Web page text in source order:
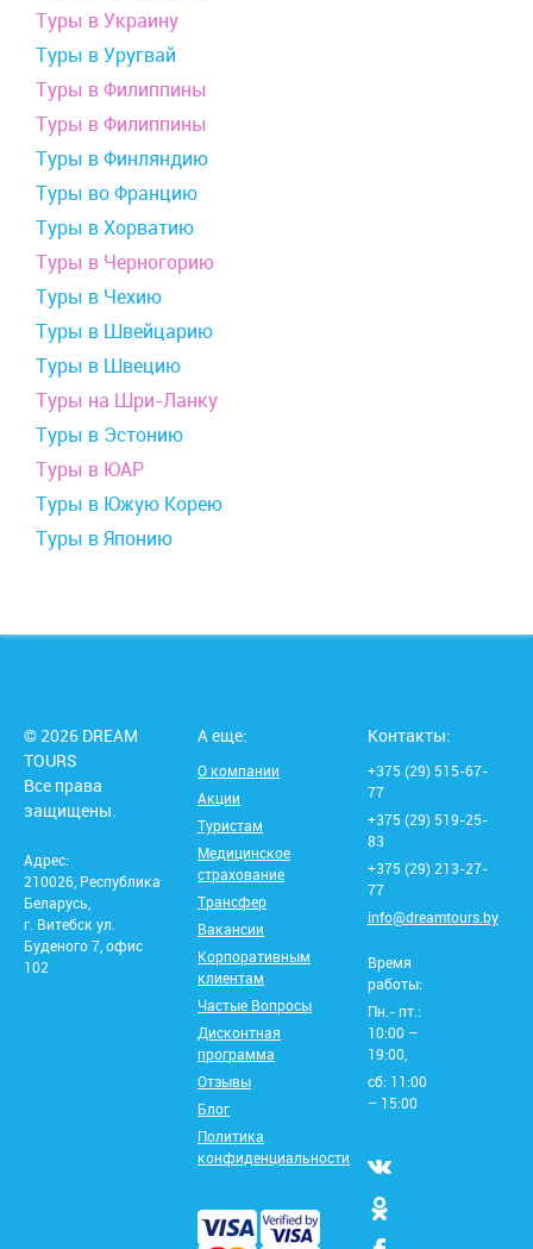
Туры в Украину
Туры в Уругвай
Туры в Филиппины
Туры в Филиппины
Туры в Финляндию
Туры во Францию
Туры в Хорватию
Туры в Черногорию
Туры в Чехию
Туры в Швейцарию
Туры в Швецию
Туры на Шри-Ланку
Туры в Эстонию
Туры в ЮАР
Туры в Южую Корею
Туры в Японию
© 2026 DREAM
TOURS
Все права
защищены.
Адрес:
210026, Республика
Беларусь,
г. Витебск ул.
Буденого 7, офис
102
А еще:
О компании
Акции
Туристам
Медицинское
страхование
Трансфер
Вакансии
Корпоративным
клиентам
Частые Вопросы
Дисконтная
программа
Отзывы
Блог
Политика
конфиденциальности
Контакты:
+375 (29) 515-67-
77
+375 (29) 519-25-
83
+375 (29) 213-27-
77
info@dreamtours.by
Время
работы:
Пн.- пт.:
10:00 –
19:00,
сб: 11:00
– 15:00